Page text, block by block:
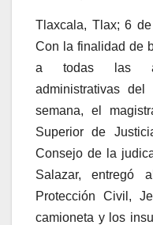
Tlaxcala, Tlax; 6
Con la finalidad de
a todas las
administrativas
semana, el
Superior de
Consejo de la
Salazar,
Protección Civil,
camioneta y los